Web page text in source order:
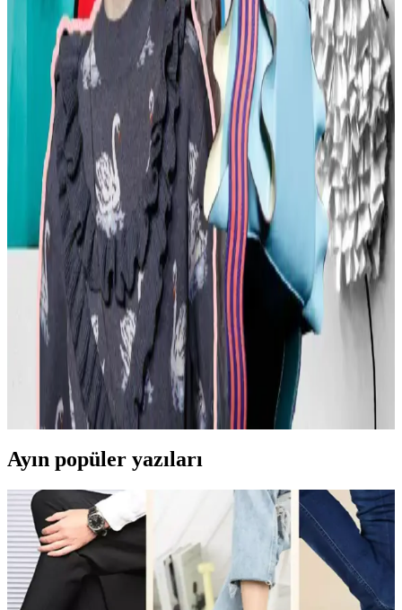
Kemer tokaları, kırsal ve şehir kültürlerinde farklı anlamlar taşır.
Kırsal bölgelerde başarı simgesi olan büyük tokalar, şehirlerde sade
ve uyumlu tasarımlarla tercih edilir. Stil ve özgüven belirleyicidir.
Moda Mikrotrendleri: Geçmişten Günümüze Sevilen
ve Hâlâ Tercih Edilen Parçalar
Moda mikrotrendleri genellikle kısa ömürlü olsa da bazı parçalar,
nostalji ve kişisel stil nedeniyle uzun yıllar tercih edilmeye devam
ediyor. Bu yazı, Reddit deneyimleriyle bu trendleri inceliyor.
Kavisli Vücut Tipleri İçin Doğru Kumaş ve
Kesimlerle Yapısal Moda Rehberi
Kavisli vücut tiplerine uygun yapısal moda seçimlerinde doğru
kumaş, kesim ve stil detayları önemlidir. Terzi hizmeti ve uygun
markalarla estetik ve rahat kıyafetler elde edilir.
Günlük Moda Soruları ve Pratik Stil Önerileri:
Rahatlık ve Şıklık Dengesi
Moda ve stil, kişisel tercihler ve çevresel ihtiyaçlarla şekillenir. Ev
giyimi, iş görüşmesi, mevsimlik kıyafetler ve vücut tipine uygun
önerilerle günlük şıklık ve rahatlık dengelenir.
Ayın popüler yazıları